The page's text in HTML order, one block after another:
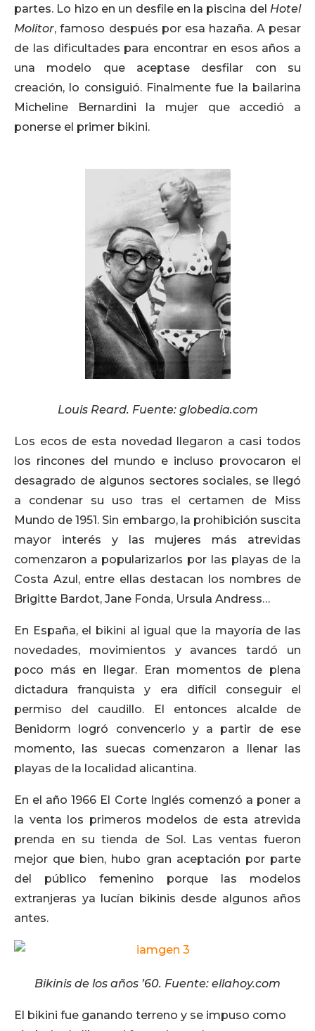
partes. Lo hizo en un desfile en la piscina del Hotel
Molitor, famoso después por esa hazaña. A pesar
de las dificultades para encontrar en esos años a
una modelo que aceptase desfilar con su
creación, lo consiguió. Finalmente fue la bailarina
Micheline Bernardini la mujer que accedió a
ponerse el primer bikini.
Louis Reard. Fuente: globedia.com
Los ecos de esta novedad llegaron a casi todos
los rincones del mundo e incluso provocaron el
desagrado de algunos sectores sociales, se llegó
a condenar su uso tras el certamen de Miss
Mundo de 1951. Sin embargo, la prohibición suscita
mayor interés y las mujeres más atrevidas
comenzaron a popularizarlos por las playas de la
Costa Azul, entre ellas destacan los nombres de
Brigitte Bardot, Jane Fonda, Ursula Andress…
En España, el bikini al igual que la mayoría de las
novedades, movimientos y avances tardó un
poco más en llegar. Eran momentos de plena
dictadura franquista y era difícil conseguir el
permiso del caudillo. El entonces alcalde de
Benidorm logró convencerlo y a partir de ese
momento, las suecas comenzaron a llenar las
playas de la localidad alicantina.
En el año 1966 El Corte Inglés comenzó a poner a
la venta los primeros modelos de esta atrevida
prenda en su tienda de Sol. Las ventas fueron
mejor que bien, hubo gran aceptación por parte
del público femenino porque las modelos
extranjeras ya lucían bikinis desde algunos años
antes.
Bikinis de los años ’60. Fuente: ellahoy.com
El bikini fue ganando terreno y se impuso como